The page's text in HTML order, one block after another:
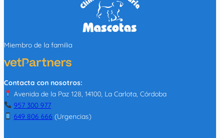
Miembro de la familia
Contacta con nosotros:
Avenida de la Paz 128, 14100, La Carlota, Córdoba
957 300 977
649 806 666 (Urgencias)